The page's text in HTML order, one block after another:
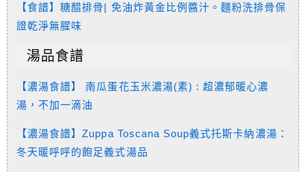
【食譜】糖醋排骨| 免油炸黃金比例醬汁。麵粉洗排骨保
證乾淨無腥味
湯品食譜
【濃湯食譜】 南瓜蛋花玉米濃湯(素) : 超濃郁暖心濃
湯，不加一滴油
【濃湯食譜】Zuppa Toscana Soup義式托斯卡納濃湯：
冬天暖呼呼的飽足義式湯品